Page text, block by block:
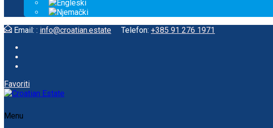
Email: : info@croatian.estate Telefon: +385 91 276 1971
Favoriti
Menu